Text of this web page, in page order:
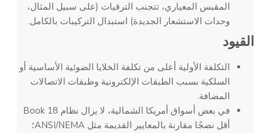
المقبس المعياري، تتجنب الترقيات (على سبيل المثال،
وحدات الاستشعار الجديدة) استبدال التركيبات بالكامل.
القيود
التكلفة الأولية أعلى من تكلفة الخلايا الضوئية الأساسية أو
السلكية بسبب الطبقات الإلكترونية وطبقات الاتصالات
المضافة.
في بعض أسواق أمريكا الشمالية، لا يزال نظام Book 18
أقل نضجًا مقارنة بالمعايير القديمة مثل ANSI/NEMA؛